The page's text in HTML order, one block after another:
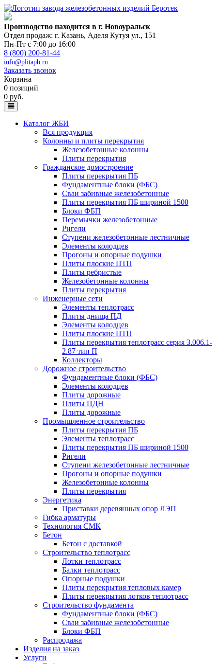
Производство находится в г. Новоуральск
Отдел продаж: г. Казань, Аделя Кутуя ул., 151
Пн-Пт с 7:00 до 16:00
8 (800) 200-81-44
info@plitapb.ru
Заказать звонок
Корзина
0 позиций
0 руб.
Каталог ЖБИ
Вся продукция
Колонны и плиты перекрытия
Железобетонные колонны
Плиты перекрытия
Гражданское домостроение
Плиты перекрытия ПБ
Фундаментные блоки (ФБС)
Сваи забивные железобетонные
Плиты перекрытия ПБ шириной 1500
Блоки ФБП
Перемычки железобетонные
Ригели
Ступени железобетонные лестничные
Элементы колодцев
Прогоны и опорные подушки
Плиты плоские ПТП
Плиты ребристые
Железобетонные колонны
Плиты перекрытия
Инженерные сети
Элементы теплотрасс
Плиты днища ПД
Элементы колодцев
Плиты плоские ПТП
Плиты перекрытия теплотрасс серия 3.006.1-
2.87 тип П
Коллекторы
Дорожное строительство
Фундаментные блоки (ФБС)
Элементы колодцев
Плиты дорожные
Плиты ПДН
Плиты дорожные
Промышленное строительство
Плиты перекрытия ПБ
Элементы теплотрасс
Плиты перекрытия ПБ шириной 1500
Ригели
Ступени железобетонные лестничные
Прогоны и опорные подушки
Железобетонные колонны
Плиты перекрытия
Энергетика
Приставки деревянных опор ЛЭП
Гибка арматуры
Технология СМК
Бетон
Бетон с доставкой
Строительство теплотрасс
Лотки теплотрасс
Балки теплотрасс
Опорные подушки
Плиты перекрытия тепловых камер
Плиты перекрытия лотков теплотрасс
Строительство фундамента
Фундаментные блоки (ФБС)
Сваи забивные железобетонные
Блоки ФБП
Распродажа
Изделия на заказ
Услуги